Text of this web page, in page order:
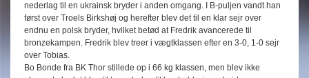
nederlag til en ukrainsk bryder i anden omgang. I B-puljen vandt han
først over Troels Birkshøj og herefter blev det til en klar sejr over
endnu en polsk bryder, hvilket betød at Fredrik avancerede til
bronzekampen. Fredrik blev treer i vægtklassen efter en 3-0, 1-0 sejr
over Tobias.
Bo Bonde fra BK Thor stillede op i 66 kg klassen, men blev ikke